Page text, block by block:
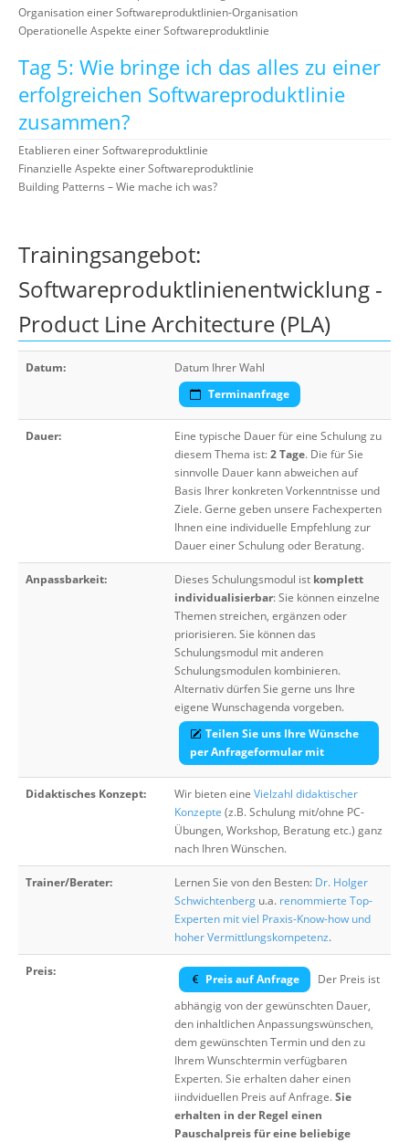
Organisation einer Softwareproduktlinien-Organisation
Operationelle Aspekte einer Softwareproduktlinie
Tag 5: Wie bringe ich das alles zu einer
erfolgreichen Softwareproduktlinie
zusammen?
Etablieren einer Softwareproduktlinie
Finanzielle Aspekte einer Softwareproduktlinie
Building Patterns – Wie mache ich was?
Trainingsangebot:
Softwareproduktlinienentwicklung -
Product Line Architecture (PLA)
Datum:
Datum Ihrer Wahl
Terminanfrage
Dauer:
Eine typische Dauer für eine Schulung zu
diesem Thema ist:2 Tage. Die für Sie
sinnvolle Dauer kann abweichen auf
Basis Ihrer konkreten Vorkenntnisse und
Ziele. Gerne geben unsere Fachexperten
Ihnen eine individuelle Empfehlung zur
Dauer einer Schulung oder Beratung.
Anpassbarkeit: Dieses Schulungsmodul ist komplett
individualisierbar: Sie können einzelne
Themen streichen, ergänzen oder
priorisieren. Sie können das
Schulungsmodul mit anderen
Schulungsmodulen kombinieren.
Alternativ dürfen Sie gerne uns Ihre
eigene Wunschagenda vorgeben.
Teilen Sie uns Ihre Wünsche
per Anfrageformular mit
Didaktisches Konzept: Wir bieten eine Vielzahl didaktischer
Konzepte (z.B. Schulung mit/ohne PC-
Übungen, Workshop, Beratung etc.) ganz
nach Ihren Wünschen.
Trainer/Berater: Lernen Sie von den Besten: Dr. Holger
Schwichtenberg u.a. renommierte Top-
Experten mit viel Praxis-Know-how und
hoher Vermittlungskompetenz.
Preis:
Preis auf Anfrage
Der Preis ist
abhängig von der gewünschten Dauer,
den inhaltlichen Anpassungswünschen,
dem gewünschten Termin und den zu
Ihrem Wunschtermin verfügbaren
Experten. Sie erhalten daher einen
iindviduellen Preis auf Anfrage.Sie
erhalten in der Regel einen
Pauschalpreis für eine beliebige